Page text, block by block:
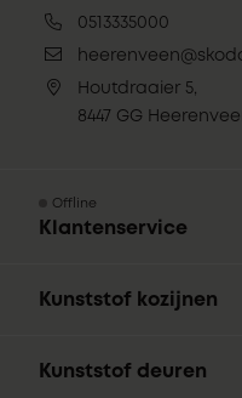
0513335000
Houtdraaier 5,
8447 GG
Offline
Klantenservice
Kunststof kozijnen
Kunststof deuren